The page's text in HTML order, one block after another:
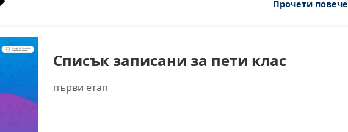
Прочети повече
Списък записани за пети клас
първи етап